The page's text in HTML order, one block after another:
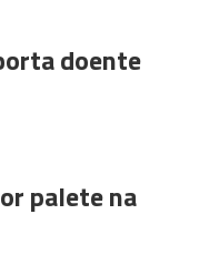
doente
palete na